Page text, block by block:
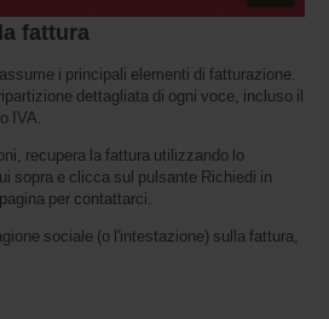
fattura
i principali elementi di fatturazione.
dettagliata di ogni voce, incluso il
IVA.
recupera la fattura utilizzando lo
sopra e clicca sul pulsante Richiedi in
per contattarci.
sociale (o l'intestazione) sulla fattura,